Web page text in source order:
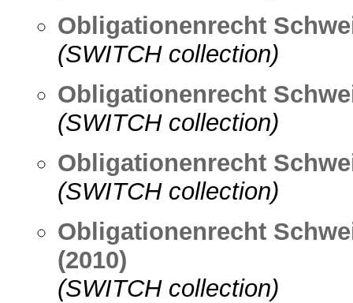
Obligationenrecht
(SWITCH collection)
Obligationenrecht
(SWITCH collection)
Obligationenrecht
(SWITCH collection)
Obligationenrecht
(2010)
(SWITCH collection)